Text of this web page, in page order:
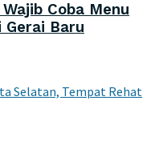
Coba Menu
Gerai Baru